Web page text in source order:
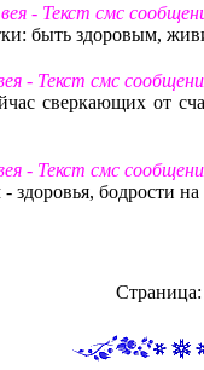
- Текст смс
быть здоровым,
- Текст смс
сверкающих от
- Текст смс
бодрости